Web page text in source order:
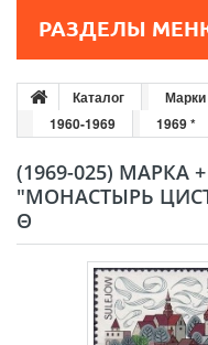
РАЗДЕЛЫ
Каталог Марки
1960-1969
1969 *
(1969-025)
"МОНАСТЫРЬ
Θ